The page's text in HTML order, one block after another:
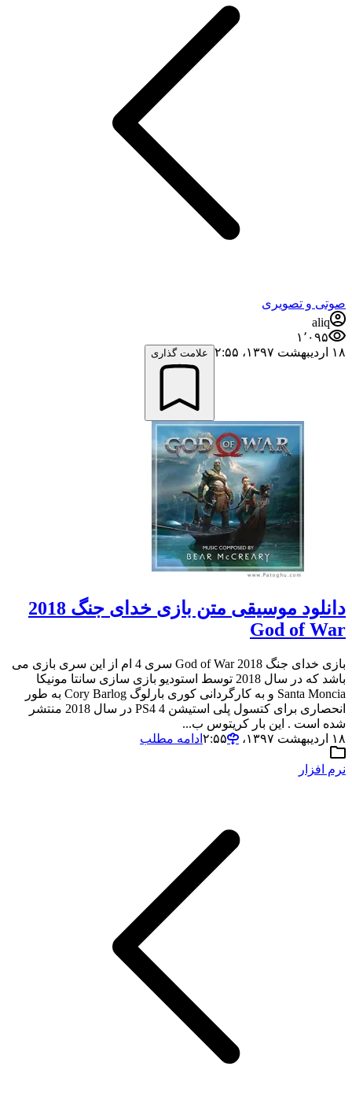
صوتی و تصویری
aliq
۱٬۰۹۵
۱۸ اردیبهشت ۱۳۹۷،‏ ۲:۵۵
علامت گذاری
دانلود موسیقی متن بازی خدای جنگ 2018
God of War
بازی خدای جنگ 2018 God of War سری 4 ام از این سری بازی می
باشد که در سال 2018 توسط استودیو بازی سازی سانتا مونیکا
Santa Moncia و به کارگردانی کوری بارلوگ Cory Barlog به طور
انحصاری برای کتسول پلی استیشن 4 PS4 در سال 2018 منتشر
شده است . این بار کریتوس ب...
۱۸ اردیبهشت ۱۳۹۷،‏ ۲:۵۵
ادامه مطلب
نرم افزار